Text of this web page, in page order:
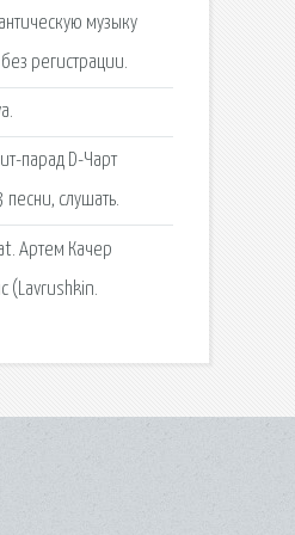
музыку
регистрации.
парад D-Чарт
песни, слушать.
Артем Качер
(Lavrushkin.